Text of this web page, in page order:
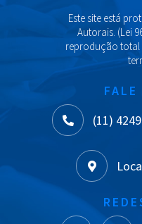
Este site está
Autorais. (Lei
reprodução total
FALE
(11)